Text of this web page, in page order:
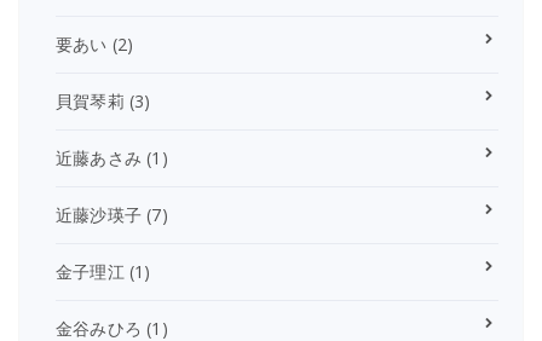
要あい (2)
貝賀琴莉 (3)
近藤あさみ (1)
近藤沙瑛子 (7)
金子理江(1)
金谷みひろ (1)